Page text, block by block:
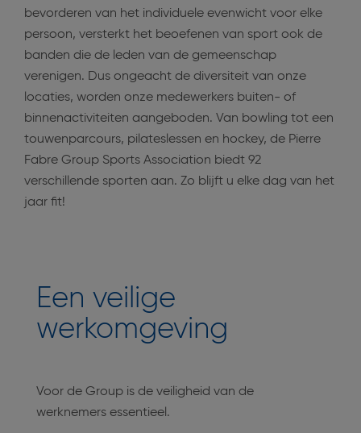
bevorderen van het individuele evenwicht voor elke
persoon, versterkt het beoefenen van sport ook de
banden die de leden van de gemeenschap
verenigen. Dus ongeacht de diversiteit van onze
locaties, worden onze medewerkers buiten- of
binnenactiviteiten aangeboden. Van bowling tot een
touwenparcours, pilateslessen en hockey, de Pierre
Fabre Group Sports Association biedt 92
verschillende sporten aan. Zo blijft u elke dag van het
jaar fit!
Een veilige
werkomgeving
Voor de Group is de veiligheid van de
werknemers essentieel.